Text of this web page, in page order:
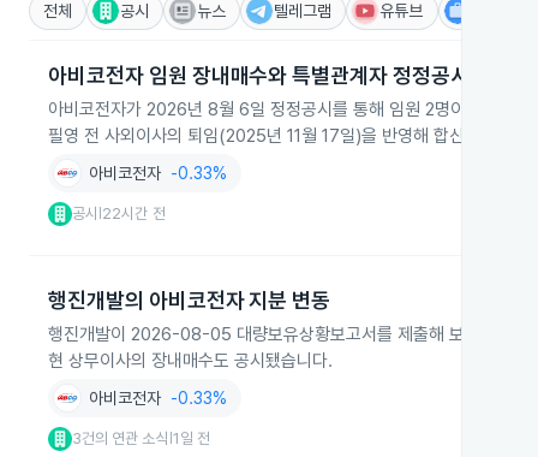
전체 공시 뉴스 텔레그램 유튜브
아비코전자 임원 장내매수와 특별관계자 정정공시
아비코전자가 2026년 8월 6일 정정공시를 통해 임원 2명이 장내매
필영 전 사외이사의 퇴임(2025년 11월 17일)을 반영해 합산 보유
아비코전자 -0.33%
공시 22시간 전
행진개발의 아비코전자 지분 변동
행진개발이 2026-08-05 대량보유상황보고서를 제출해 보유주식은
현 상무이사의 장내매수도 공시됐습니다.
아비코전자 -0.33%
3건의 연관 소식 1일 전